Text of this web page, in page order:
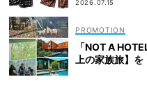
2026.07.15
「NOT A
上の家族旅】を